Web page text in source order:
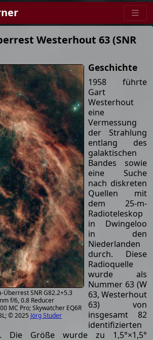
Westerhout 63 (SNR
Überrest SNR G82.2+5.3
f/6, 0.8 Reducer
MC Pro; Skywatcher EQ6R
© 2025 Jörg Studer
Geschichte
1958 führte
Gart
Westerhout
eine
Vermessung
der Strahlung
entlang des
galaktischen
Bandes sowie
eine Suche
nach diskreten
Quellen mit
dem 25-m-
Radioteleskop
in Dwingeloo
in den
Niederlanden
durch. Diese
Radioquelle
wurde als
Nummer 63 (W
63, Westerhout
63) von
insgesamt 82
identifizierten
Die Größe wurde zu 1,5°×1,5°